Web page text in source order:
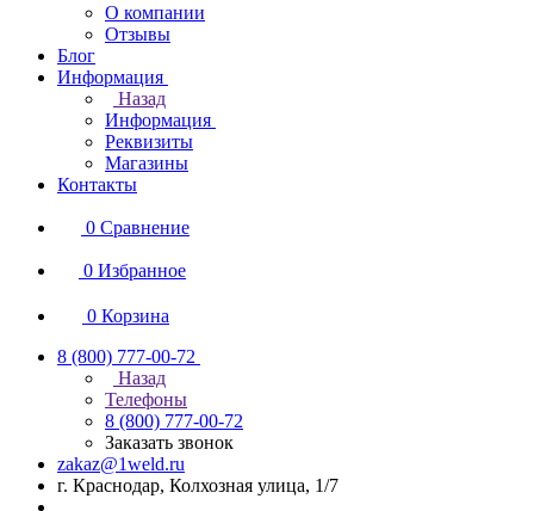
О компании
Отзывы
Блог
Информация
Назад
Информация
Реквизиты
Магазины
Контакты
0 Сравнение
0 Избранное
0 Корзина
8 (800) 777-00-72
Назад
Телефоны
8 (800) 777-00-72
Заказать звонок
zakaz@1weld.ru
г. Краснодар, Колхозная улица, 1/7